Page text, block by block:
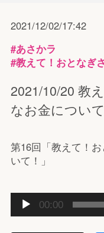
2021/12/02/17:42
#あさかラ
#教えて！おとなぎ
2021/10/20 教
なお金について
第16回「教えて！
いて！」
声
00:00